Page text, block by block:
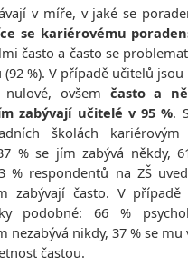
v míře, v jaké se
se kariérovému
často a často se
(92 %). V případě učitelů
ovšem často a
zabývají učitelé v 95 %.
školách kariérovým
% se jím zabývá někdy,
% respondentů na ZŠ
zabývají často. V
podobné: 66 %
nezabývá nikdy, 37 % se
častou.